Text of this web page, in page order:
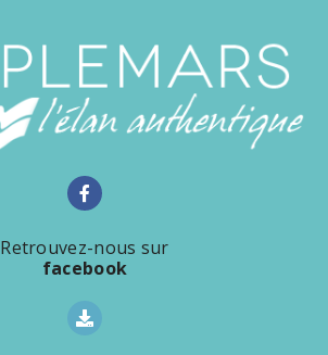
Retrouvez-nous sur
facebook